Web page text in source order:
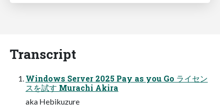
Transcript
Windows Server 2025 Pay as you Go ライセン
スを試す Murachi Akira
aka Hebikuzure